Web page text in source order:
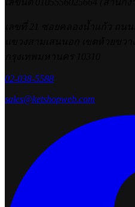
02-038-5588
sales@ketshopweb.com